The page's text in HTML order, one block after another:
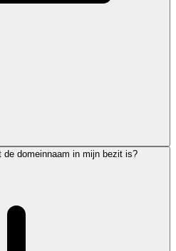
de domeinnaam in mijn bezit is?